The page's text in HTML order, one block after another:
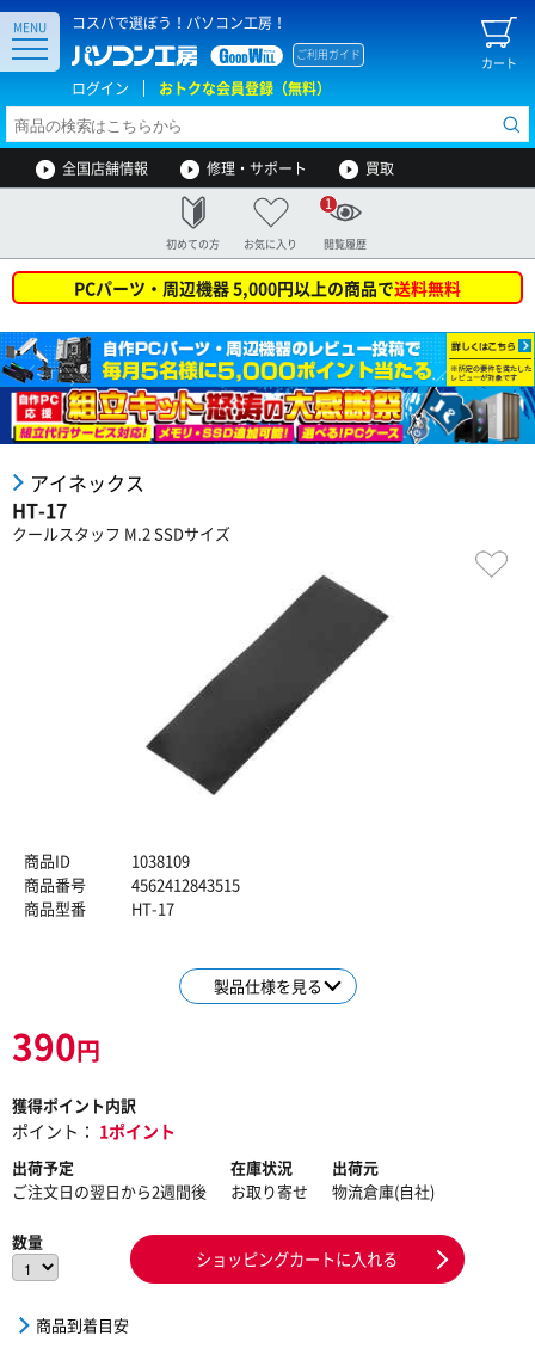
コスパで選ぼう！パソコン工房！
カート
ご利用ガイド
ログイン おトクな会員登録（無料）
MENU
全国店舗情報 修理・サポート 買取
初めての方 お気に入り 閲覧履歴
1
PCパーツ・周辺機器 5,000円以上の商品で送料無料
アイネックス
HT-17
クールスタッフ M.2 SSDサイズ
商品ID
1038109
商品番号
4562412843515
商品型番
HT-17
製品仕様を見る
390円
獲得ポイント内訳
ポイント： 1ポイント
出荷予定
ご注文日の翌日から2週間後
在庫状況
お取り寄せ
出荷元
物流倉庫(自社)
数量
ショッピングカートに入れる
商品到着目安